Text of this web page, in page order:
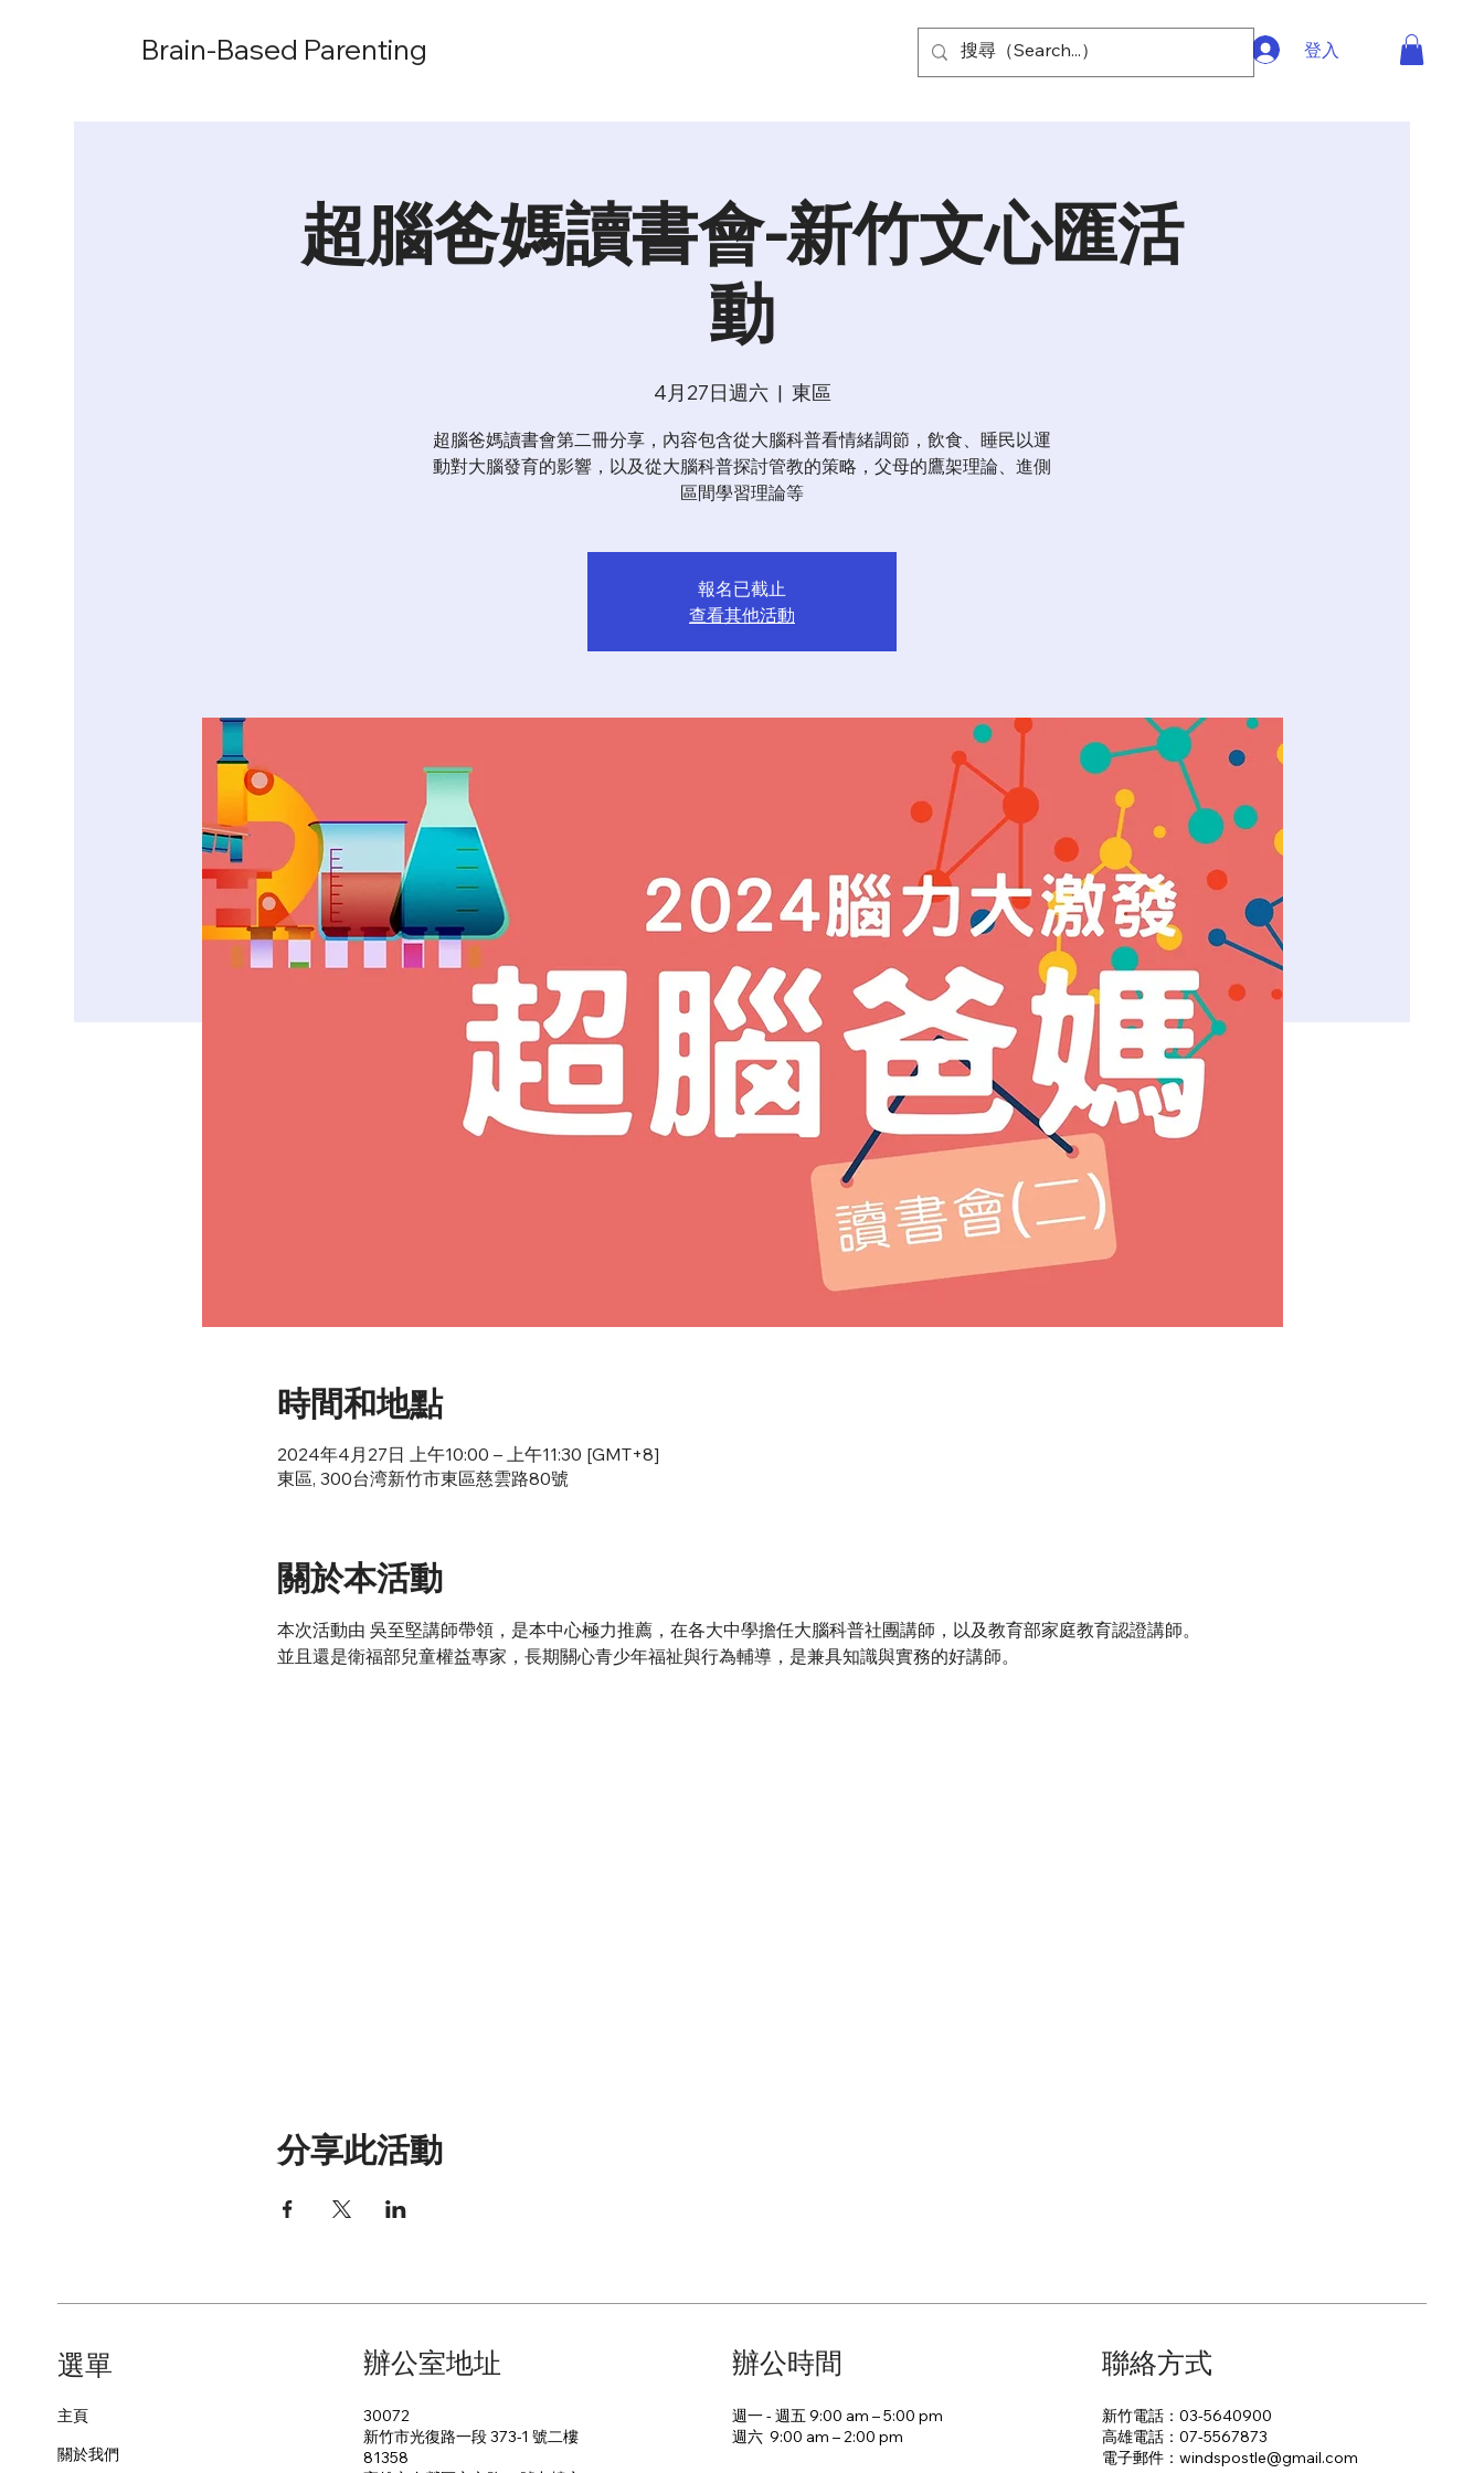
Brain-Based Parenting 登入
超腦爸媽讀書會-新竹文心匯活
動
4月27日週六
  |
東區
超腦爸媽讀書會第二冊分享，內容包含從大腦科普看情緒調節，飲食、睡民以運
動對大腦發育的影響，以及從大腦科普探討管教的策略，父母的鷹架理論、進側
區間學習理論等
報名已截止
查看其他活動
時間和地點
2024年4月27日 上午10:00 – 上午11:30 [GMT+8]
東區, 300台湾新竹市東區慈雲路80號
關於本活動
本次活動由 吳至堅講師帶領，是本中心極力推薦，在各大中學擔任大腦科普社團講師，以及教育部家庭教育認證講師。
並且還是衛福部兒童權益專家，長期關心青少年福祉與行為輔導，是兼具知識與實務的好講師。
分享此活動
主頁
關於我們
​選單 辦公室地址
30072
新竹市光復路一段 373-1 號二樓
81358
週一 - 週五 9:00 am – 5:00 pm
週六 9:00 am – 2:00 pm​
辦公時間
新竹電話：03-5640900
高雄電話：07-5567873
電子郵件：​windspostle@gmail.com
聯絡方式